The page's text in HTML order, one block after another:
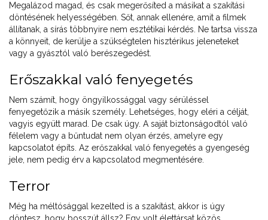
Megalázod magad, és csak megerősíted a másikat a szakítási
döntésének helyességében. Sőt, annak ellenére, amit a filmek
állítanak, a sírás többnyire nem esztétikai kérdés. Ne tartsa vissza
a könnyeit, de kerülje a szükségtelen hisztérikus jeleneteket
vagy a gyásztól való berészegedést.
Erőszakkal való fenyegetés
Nem számít, hogy öngyilkossággal vagy sérüléssel
fenyegetőzik a másik személy. Lehetséges, hogy eléri a célját,
vagyis együtt marad. De csak úgy. A saját biztonságodtól való
félelem vagy a bűntudat nem olyan érzés, amelyre egy
kapcsolatot építs. Az erőszakkal való fenyegetés a gyengeség
jele, nem pedig érv a kapcsolatod megmentésére.
Terror
Még ha méltósággal kezelted is a szakítást, akkor is úgy